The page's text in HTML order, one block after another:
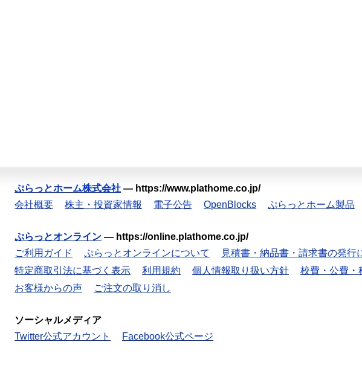
ぷらっとホーム株式会社 — https://www.plathome.co.jp/
会社概要
株主・投資家情報 電子公告 OpenBlocks ぷらっとホーム製品
ぷらっとオンライン — https://online.plathome.co.jp/
ご利用ガイド
ぷらっとオンラインについて 見積書・納品書・請求書の発行
特定商取引法に基づく表示
利用規約 個人情報取り扱い方針 校費・公費・
お客様からの声
ご注文の取り消し
ソーシャルメディア
Twitter公式アカウント
Facebook公式ページ